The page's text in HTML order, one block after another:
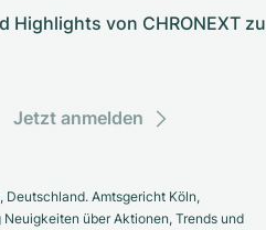
Highlights von CHRONEXT zu
Jetzt anmelden
Deutschland. Amtsgericht Köln,
über Aktionen, Trends und